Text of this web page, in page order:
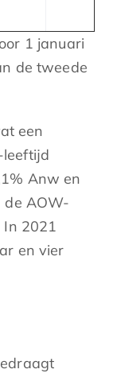
1 januari
de tweede
een
leeftijd
Anw en
de AOW-
2021
en vier